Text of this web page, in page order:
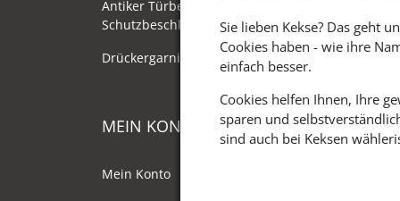
Antiker Türbeschlag als
Schutzbeschlag/Sicherheitsbeschlag
Drückergarnituren mit Drehknauf
MEIN KONTO
Mein Konto
Sie lieben Kekse? Das geht
Cookies haben - wie ihre
einfach besser.
Cookies helfen Ihnen, Ihre
sparen und
sind auch bei Keksen